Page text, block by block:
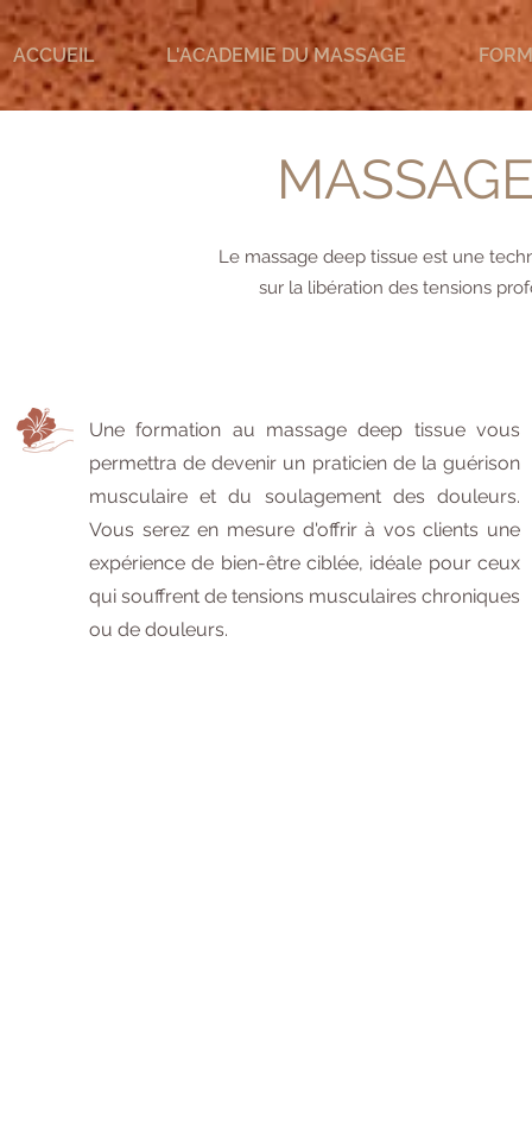
ACCUEIL L'ACADEMIE DU MASSAGE
Le massage deep tissue est une
sur la libération des tensions
Une formation au massage deep tissue vous
permettra de devenir un praticien de la guérison
musculaire et du soulagement des douleurs.
Vous serez en mesure d'offrir à vos clients une
expérience de bien-être ciblée, idéale pour ceux
qui souffrent de tensions musculaires chroniques
ou de douleurs.